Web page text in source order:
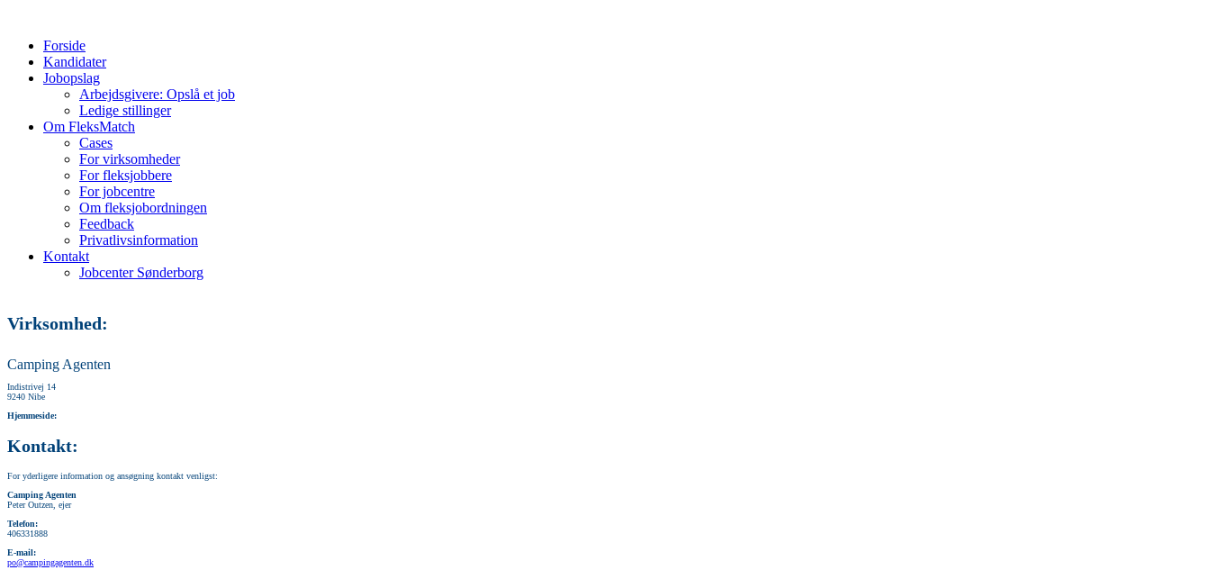
Forside
Kandidater
Jobopslag
Arbejdsgivere: Opslå et job
Ledige stillinger
Om FleksMatch
Cases
For virksomheder
For fleksjobbere
For jobcentre
Om fleksjobordningen
Feedback
Privatlivsinformation
Kontakt
Jobcenter Sønderborg
Virksomhed:
Camping Agenten
Indistrivej 14
9240 Nibe
Hjemmeside:
Kontakt:
For yderligere information og ansøgning kontakt venligst:
Camping Agenten
Peter Outzen, ejer
Telefon:
406331888
E-mail:
po@campingagenten.dk